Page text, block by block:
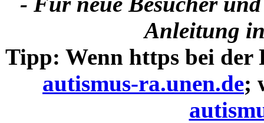
Anleitung
Tipp: Wenn https bei der
autismus-ra.unen.de;